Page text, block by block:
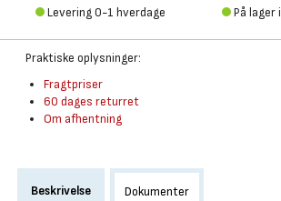
Levering 0-1 hverdage På lager i
Praktiske oplysninger:
Fragtpriser
60 dages returret
Om afhentning
Beskrivelse Dokumenter